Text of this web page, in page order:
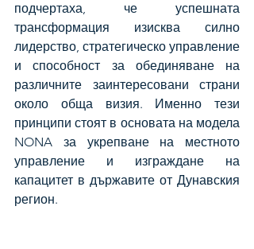
подчертаха, че успешната
трансформация изисква силно
лидерство, стратегическо управление
и способност за обединяване на
различните заинтересовани страни
около обща визия. Именно тези
принципи стоят в основата на модела
NONA за укрепване на местното
управление и изграждане на
капацитет в държавите от Дунавския
регион.